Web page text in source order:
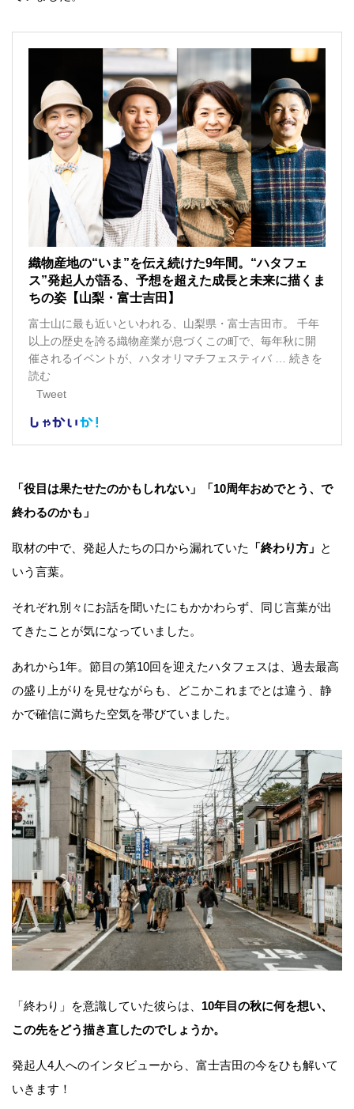
「役目は果たせたのかもしれない」「10周年おめでとう、で
終わるのかも」
取材の中で、発起人たちの口から漏れていた 「終わり方」 と
いう言葉。
それぞれ別々にお話を聞いたにもかかわらず、同じ言葉が出
てきたことが気になっていました。
あれから1年。節目の第10回を迎えたハタフェスは、過去最高
の盛り上がりを見せながらも、どこかこれまでとは違う、静
かで確信に満ちた空気を帯びていました。
「終わり」を意識していた彼らは、 10年目の秋に何を想い、
この先をどう描き直したのでしょうか。
発起人4人へのインタビューから、富士吉田の今をひも解いて
いきます！